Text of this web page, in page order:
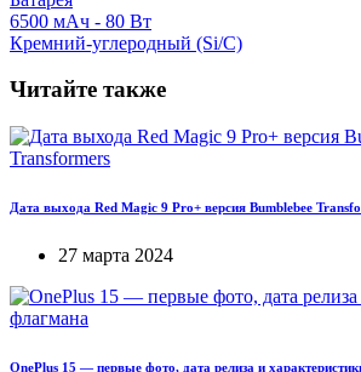
6500 мАч - 80 Вт
Кремний-углеродный (Si/C)
Читайте также
Дата выхода Red Magic 9 Pro+ версия Bumblebee
27 марта 2024
OnePlus 15 — первые фото, дата релиза и